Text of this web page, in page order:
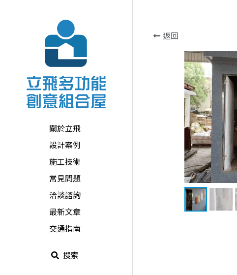
關於立飛
設計案例
施工技術
常見問題
洽談諮詢
最新文章
交通指南
搜索
返回